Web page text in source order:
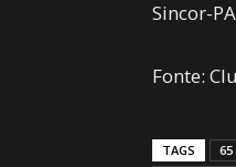
Sincor-
Fonte:
TAGS